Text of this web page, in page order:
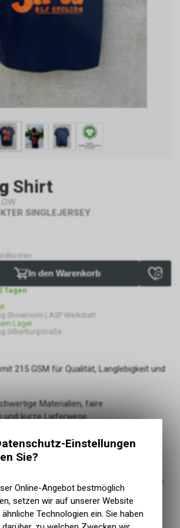
Shirt
SINGLEJERSEY
In den Warenkorb
Tagen
Showroom | ASP Werkstatt
Lager
Silberburgstraße
215 GSM für Qualität, Langlebigkeit und
Materialien, faire
und kurze Lieferwege.
bei 7Siebe in Feuerbach.
Designerinnen.
Organic Textile Standard / Oeko Tex
Vegan / Fair Wear
Einstellungen
Sie?
Online-Angebot bestmöglich
setzen wir auf unserer Website
Technologien ein. Sie haben